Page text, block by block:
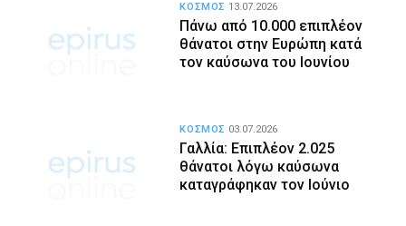
Πάνω από 10.000 επιπλέον
θάνατοι στην Ευρώπη κατά
τον καύσωνα του Ιουνίου
ΚΟΣΜΟΣ 13.07.2026
Γαλλία: Επιπλέον 2.025
θάνατοι λόγω καύσωνα
καταγράφηκαν τον Ιούνιο
ΚΟΣΜΟΣ 03.07.2026